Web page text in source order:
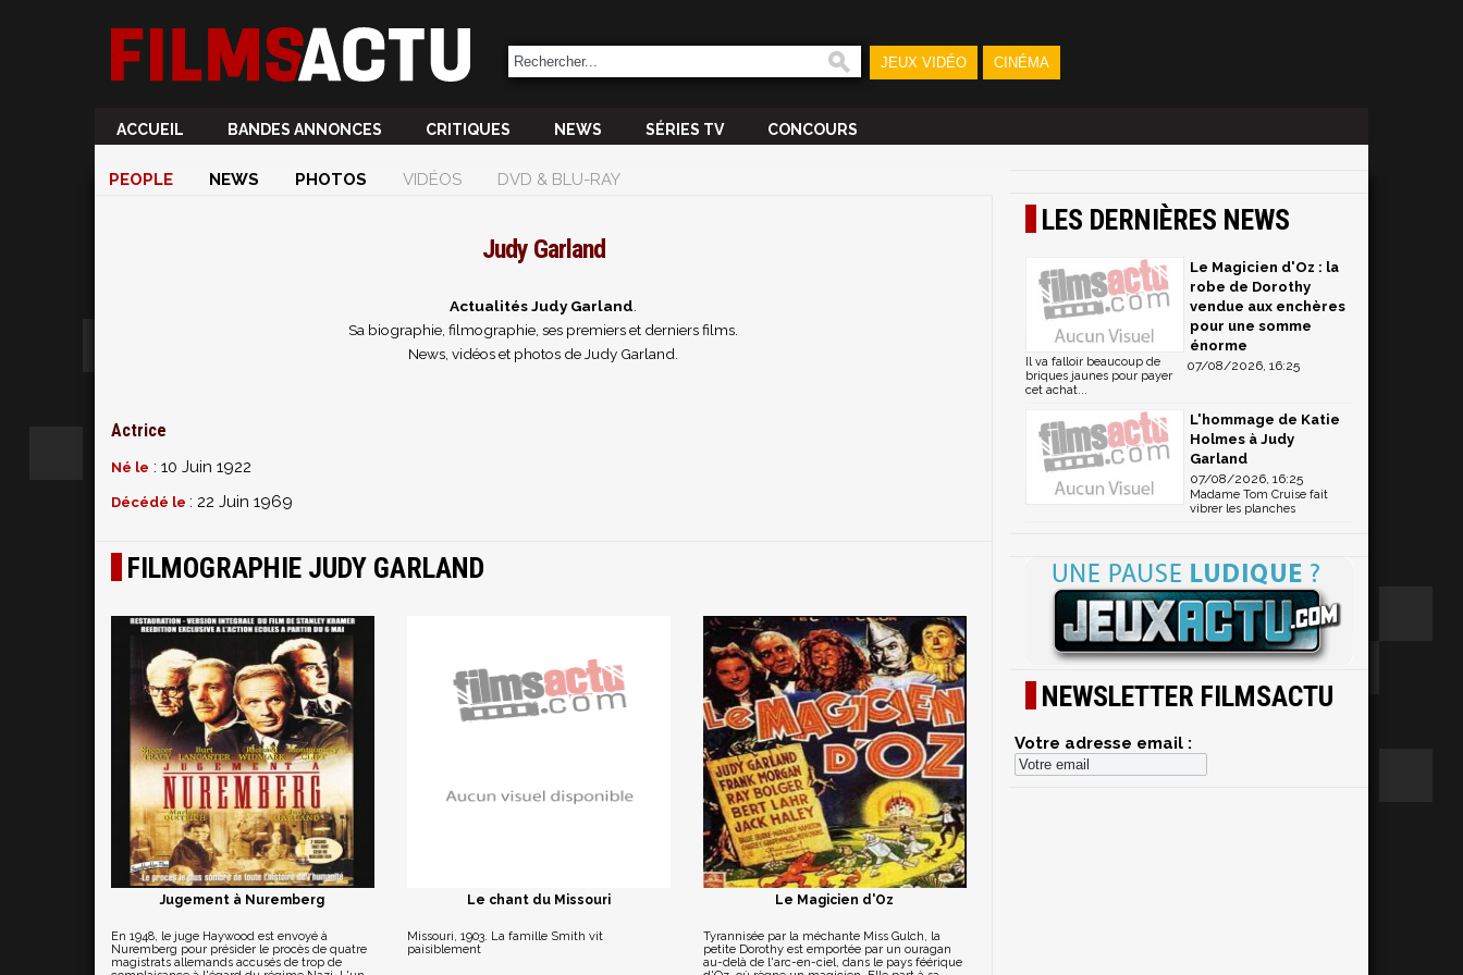
JEUX VIDÉO CINÉMA
ACCUEIL BANDES ANNONCES CRITIQUES NEWS SÉRIES TV CONCOURS
PEOPLE NEWS PHOTOS VIDÉOS DVD & BLU-RAY
Judy Garland
Actualités Judy Garland
Sa biographie, filmographie, ses premiers et derniers films.
News, vidéos et photos de Judy Garland.
Actrice
Né le : 10 Juin 1922
Décédé le : 22 Juin 1969
FILMOGRAPHIE JUDY GARLAND
Jugement à Nuremberg
En 1948, le juge Haywood est envoyé à
Nuremberg pour présider le procès de quatre
magistrats allemands accusés de trop de
Le chant du Missouri
Missouri, 1903. La famille Smith vit
paisiblement
Le Magicien d'Oz
Tyrannisée par la méchante Miss Gulch, la
petite Dorothy est emportée par un ouragan
au-delà de l'arc-en-ciel, dans le pays féérique
LES DERNIÈRES NEWS
Le Magicien d'Oz : la
robe de Dorothy
vendue aux enchères
pour une somme
énorme
07/08/2026, 16:25
Il va falloir beaucoup de
briques jaunes pour payer
cet achat...
L'hommage de Katie
Holmes à Judy
Garland
07/08/2026, 16:25
Madame Tom Cruise fait
vibrer les planches
NEWSLETTER FILMSACTU
Votre adresse email :